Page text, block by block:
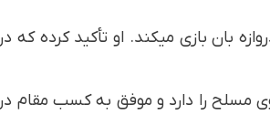
بان بازی میکند. او تأکید کرده که در
مسلح را دارد و موفق به کسب مقام در